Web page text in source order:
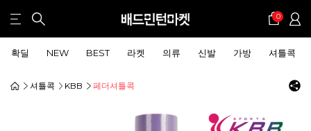
0
확딜 NEW BEST 라켓 의류 신발 가방 셔틀콕
셔틀콕 KBB 페더셔틀콕